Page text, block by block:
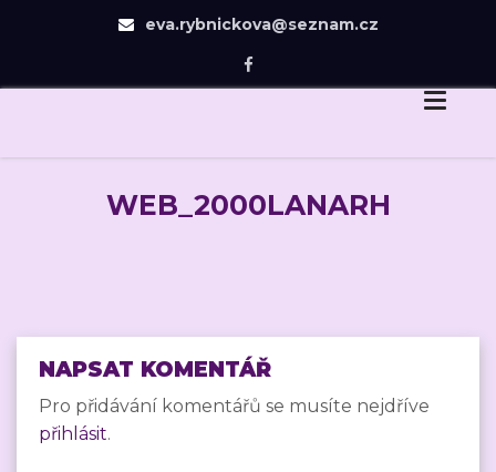
eva.rybnickova@seznam.cz
content
WEB_2000LANARH
NAPSAT KOMENTÁŘ
Pro přidávání komentářů se musíte nejdříve
přihlásit.